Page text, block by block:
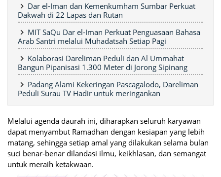
Dar el-Iman dan Kemenkumham Sumbar Perkuat
Dakwah di 22 Lapas dan Rutan
MIT SaQu Dar el-Iman Perkuat Penguasaan Bahasa
Arab Santri melalui Muhadatsah Setiap Pagi
Kolaborasi Dareliman Peduli dan Al Ummahat
Bangun Pipanisasi 1.300 Meter di Jorong Sipinang
Padang Alami Kekeringan Pascagalodo, Dareliman
Peduli Surau TV Hadir untuk meringankan
Melalui agenda daurah ini, diharapkan seluruh karyawan
dapat menyambut Ramadhan dengan kesiapan yang lebih
matang, sehingga setiap amal yang dilakukan selama bulan
suci benar-benar dilandasi ilmu, keikhlasan, dan semangat
untuk meraih ketakwaan.